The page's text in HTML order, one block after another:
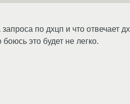
по дхцп и что отвечает
это будет не легко.